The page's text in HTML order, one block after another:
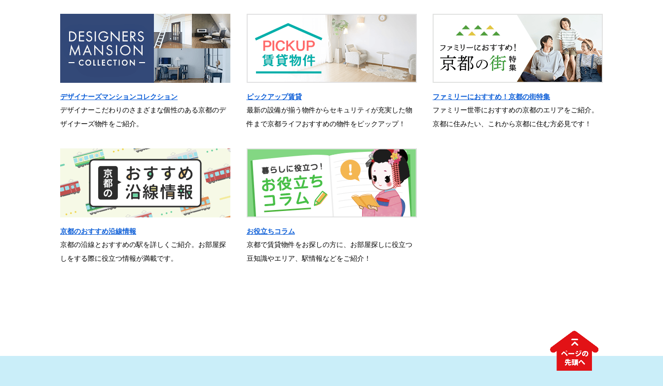
デザイナーズマンションコレクション
デザイナーこだわりのさまざまな個性のある京都のデ
ザイナーズ物件をご紹介。
ピックアップ賃貸
最新の設備が揃う物件からセキュリティが充実した物
件まで京都ライフおすすめの物件をピックアップ！
ファミリーにおすすめ！京都の街特集
ファミリー世帯におすすめの京都のエリアをご紹介。
京都に住みたい、これから京都に住む方必見です！
京都のおすすめ沿線情報
京都の沿線とおすすめの駅を詳しくご紹介。お部屋探
しをする際に役立つ情報が満載です。
お役立ちコラム
京都で賃貸物件をお探しの方に、お部屋探しに役立つ
豆知識やエリア、駅情報などをご紹介！